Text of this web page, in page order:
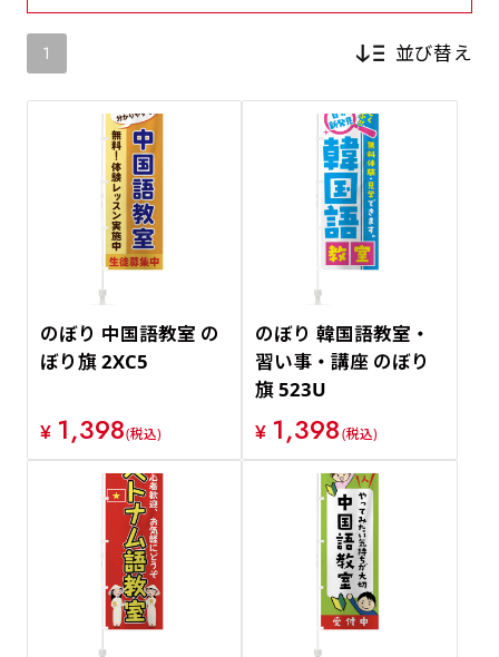
1 並び替え
新着順
価格が安い順
価格が高い順
のぼり 中国語教室 の
ぼり旗 2XC5
¥ 1,398(税込)
のぼり 韓国語教室・
習い事・講座 のぼり
旗 523U
¥ 1,398(税込)